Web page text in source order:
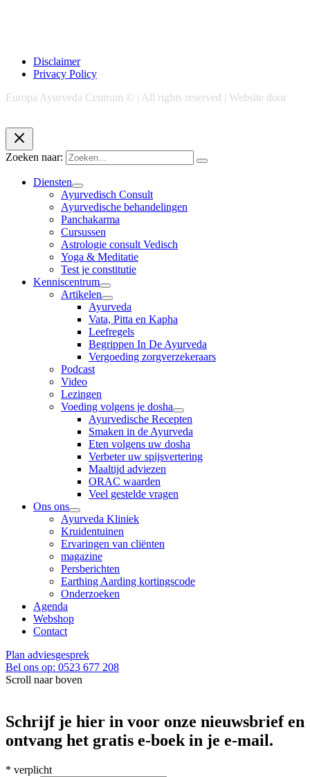
Disclaimer
Privacy Policy
Europa Ayurveda Centrum © | All rights reserved | Website door
Zoeken naar:
Diensten
Ayurvedisch Consult
Ayurvedische behandelingen
Panchakarma
Cursussen
Astrologie consult Vedisch
Yoga & Meditatie
Test je constitutie
Kenniscentrum
Artikelen
Ayurveda
Vata, Pitta en Kapha
Leefregels
Begrippen In De Ayurveda
Vergoeding zorgverzekeraars
Podcast
Video
Lezingen
Voeding volgens je dosha
Ayurvedische Recepten
Smaken in de Ayurveda
Eten volgens uw dosha
Verbeter uw spijsvertering
Maaltijd adviezen
ORAC waarden
Veel gestelde vragen
Ons ons
Ayurveda Kliniek
Kruidentuinen
Ervaringen van cliënten
magazine
Persberichten
Earthing Aarding kortingscode
Onderzoeken
Agenda
Webshop
Contact
Plan adviesgesprek
Bel ons op: 0523 677 208
Scroll naar boven
Schrijf je hier in voor onze nieuwsbrief en
ontvang het gratis e-boek in je e-mail.
* verplicht